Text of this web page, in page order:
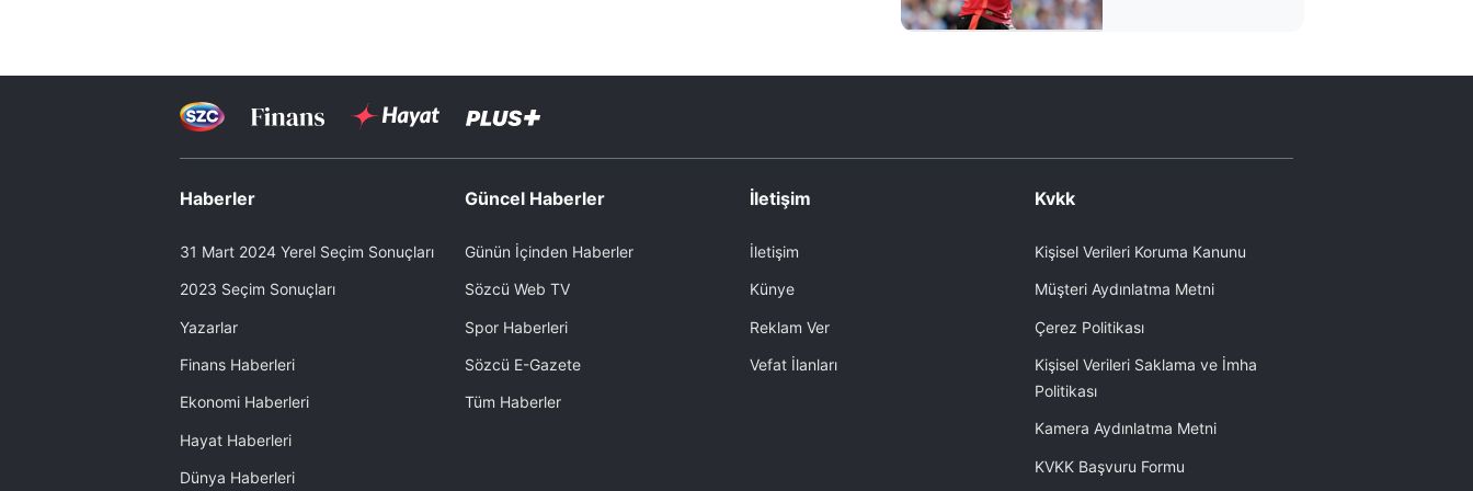
Haberler
31 Mart 2024 Yerel Seçim Sonuçları
2023 Seçim Sonuçları
Yazarlar
Finans Haberleri
Ekonomi Haberleri
Hayat Haberleri
Dünya Haberleri
Güncel Haberler
Günün İçinden Haberler
Sözcü Web TV
Spor Haberleri
Sözcü E-Gazete
Tüm Haberler
İletişim
İletişim
Künye
Reklam Ver
Vefat İlanları
Kvkk
Kişisel Verileri Koruma Kanunu
Müşteri Aydınlatma Metni
Çerez Politikası
Kişisel Verileri Saklama ve İmha
Politikası
Kamera Aydınlatma Metni
KVKK Başvuru Formu